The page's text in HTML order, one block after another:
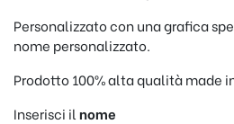
Personalizzato con una grafica
nome personalizzato.
Prodotto 100% alta qualità made
Inserisci il nome